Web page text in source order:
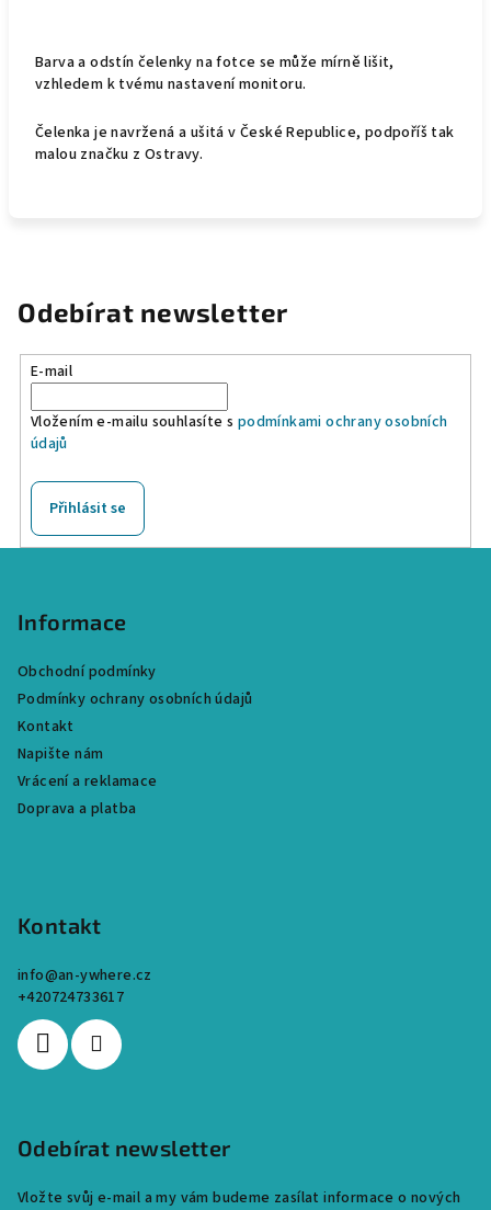
Barva a odstín čelenky na fotce se může mírně lišit,
vzhledem k tvému nastavení monitoru.
Čelenka je navržená a ušitá v České Republice, podpoříš tak
malou značku z Ostravy.
Odebírat newsletter
E-mail
Vložením e-mailu souhlasíte s podmínkami ochrany osobních
údajů
Přihlásit se
Informace
Obchodní podmínky
Podmínky ochrany osobních údajů
Kontakt
Napište nám
Vrácení a reklamace
Doprava a platba
Kontakt
info@an-ywhere.cz
+420724733617
Odebírat newsletter
Vložte svůj e-mail a my vám budeme zasílat informace o nových